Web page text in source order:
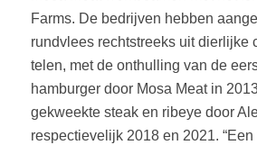
Farms. De bedrijven hebben
rundvlees rechtstreeks uit dierlijke
telen, met de onthulling van de
hamburger door Mosa Meat in
gekweekte steak en ribeye door
respectievelijk 2018 en 2021.